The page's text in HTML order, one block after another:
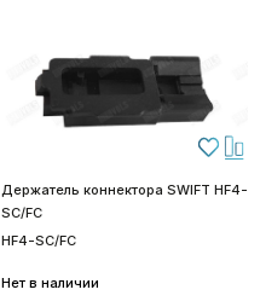
Держатель коннектора SWIFT HF4-
SC/FC
HF4-SC/FC
Нет в наличии